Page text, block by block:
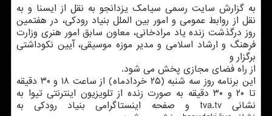
به گزارش سایت رسمی سیامک یزدانجو به نقل از ایسنا و به
نقل از روابط عمومی و امور بین الملل بنیاد رودکی، در هفتمین
روز درگذشت زنده یاد مرادخانی، معاون سابق امور هنری وزارت
فرهنگ و ارشاد اسلامی و مدیر موزه موسیقی، آیین نکوداشتی
برگزار و
از راه فضای مجازی پخش می شود.
این برنامه روز سه شنبه (۲۵ خردادماه) از ساعت ۱۸ و ۳۰ دقیقه
تا ۲۰ و ۳۰ دقیقه به صورت زنده از تلویزیون اینترنتی تیوا به
نشانی tva.tv و صفحه اینستاگرامی بنیاد رودکی به